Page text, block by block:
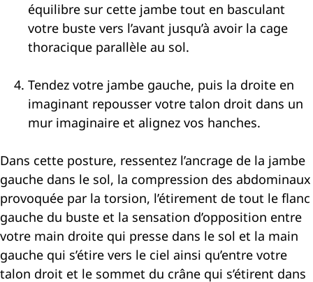
équilibre sur cette jambe tout en basculant
votre buste vers l’avant jusqu’à avoir la cage
thoracique parallèle au sol.
Tendez votre jambe gauche, puis la droite en
imaginant repousser votre talon droit dans un
mur imaginaire et alignez vos hanches.
Dans cette posture, ressentez l’ancrage de la jambe
gauche dans le sol, la compression des abdominaux
provoquée par la torsion, l’étirement de tout le flanc
gauche du buste et la sensation d’opposition entre
votre main droite qui presse dans le sol et la main
gauche qui s’étire vers le ciel ainsi qu’entre votre
talon droit et le sommet du crâne qui s’étirent dans